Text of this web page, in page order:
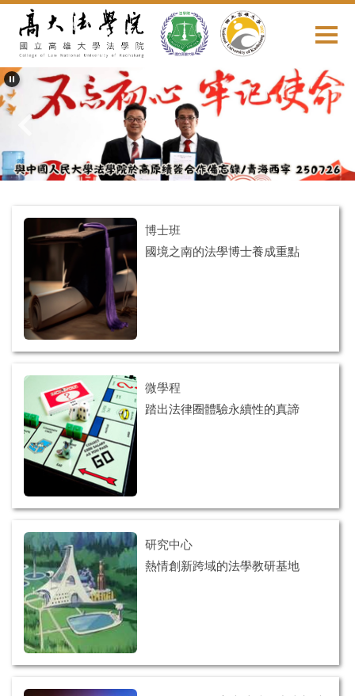
要
內
容
區
博士班
國境之南的法學博士養成重點
微學程
踏出法律圈體驗永續性的真諦
研究中心
熱情創新跨域的法學教研基地